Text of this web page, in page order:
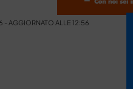
AGGIORNATO ALLE 12:56